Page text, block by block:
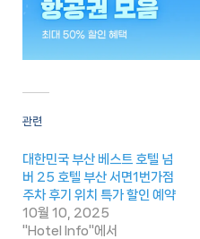
관련
대한민국 부산 베스트 호텔 넘
버 25 호텔 부산 서면1번가점
주차 후기 위치 특가 할인 예약
10월 10, 2025
"Hotel Info"에서